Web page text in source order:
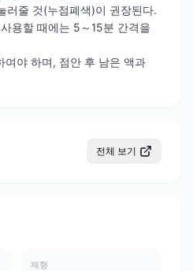
러줄 것(누점폐색)이 권장된다.
용할 때에는 5～15분 간격을
여야 하며, 점안 후 남은 액과
전체 보기
제형